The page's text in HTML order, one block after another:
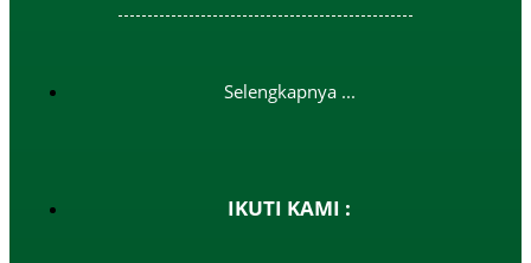
Selengkapnya ...
IKUTI KAMI :